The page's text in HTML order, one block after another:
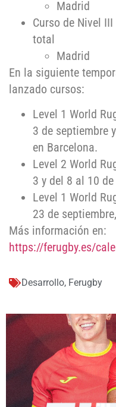
Madrid
Curso de Nivel
total
Madrid
En la siguiente
lanzado cursos:
Level 1 World
3 de septiembre
en Barcelona.
Level 2 World
3 y del 8 al 10
Level 1 World
23 de
Más información en:
https://ferugby.es/
Desarrollo, Ferugby